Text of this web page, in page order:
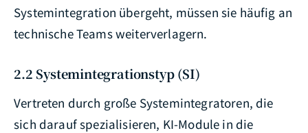
Systemintegration übergeht, müssen sie häufig an
technische Teams weiterverlagern.
2.2 Systemintegrationstyp (SI)
Vertreten durch große Systemintegratoren, die
sich darauf spezialisieren, KI-Module in die